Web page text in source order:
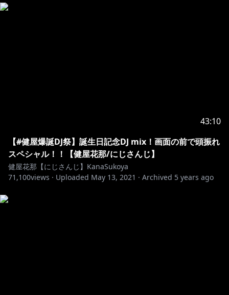
ゲーム内での発言・行動は健屋としてではなくキャラク
街の中で起こっていることはすべてフィクションです。
ゲームもロールプレイも初心者なので、優しく見守って
ください。
43:10
【#健屋爆誕DJ祭】誕生日記念DJ mix！画面の前で頭振れ
スペシャル！！【健屋花那/にじさんじ】
健屋花那【にじさんじ】KanaSukoya
71,100views · Uploaded May 13, 2021 · Archived 5 years ago